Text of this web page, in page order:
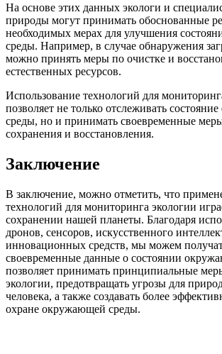
На основе этих данных экологи и
природы могут принимать обоснованные
необходимых мерах для улучшения
среды. Например, в случае обнаружения
можно принять меры по очистке и
естественных ресурсов.
Использование технологий для
позволяет не только отслеживать
среды, но и принимать своевременные
сохранения и восстановления.
Заключение
В заключение, можно отметить, что
технологий для мониторинга экологии
сохранении нашей планеты. Благодаря
дронов, сенсоров, искусственного
инновационных средств, мы можем
своевременные данные о состоянии
позволяет принимать принципиальные
экологии, предотвращать угрозы для
человека, а также создавать более
охране окружающей среды.